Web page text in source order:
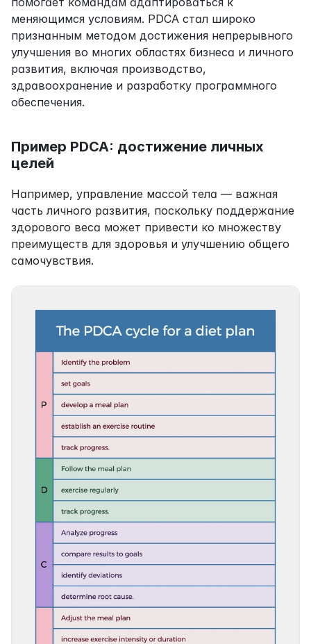
меняющимся условиям. PDCA стал широко
признанным методом достижения непрерывного
улучшения во многих областях бизнеса и личного
развития, включая производство,
здравоохранение и разработку программного
обеспечения.
Пример PDCA: достижение личных
целей
Например, управление массой тела — важная
часть личного развития, поскольку поддержание
здорового веса может привести ко множеству
преимуществ для здоровья и улучшению общего
самочувствия.